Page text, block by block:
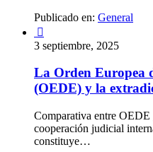
Publicado en: General

3 septiembre, 2025
La Orden Europea
(OEDE) y la
Comparativa entre
cooperación judicial
constituye…